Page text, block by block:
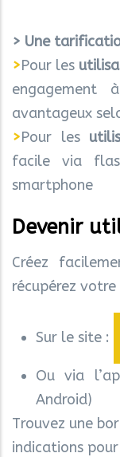
> Une
>Pour les
avantageux
>Pour les
facile via
smartphone
Devenir
Créez
récupérez votre
Sur le site :
Ou via
Android)
Trouvez une
indications